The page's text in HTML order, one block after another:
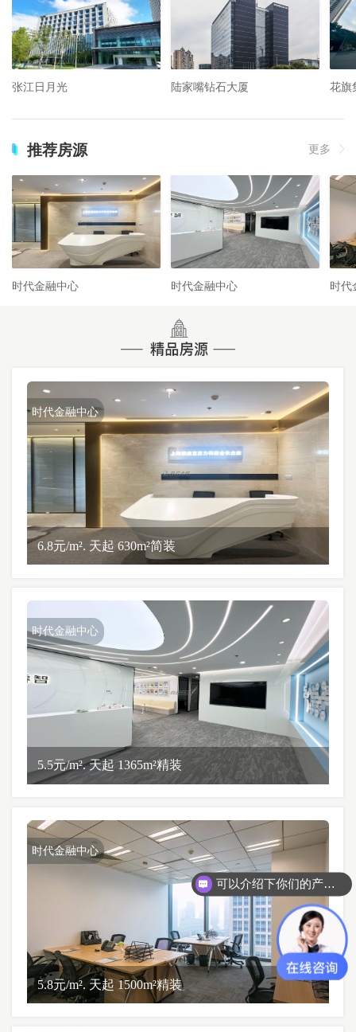
张江日月光 陆家嘴钻石大厦 花旗
推荐房源 更多
时代金融中心 时代金融中心 时代
时代金融中心
6.8元/m². 天起 630m²简装
时代金融中心
5.5元/m². 天起 1365m²精装
时代金融中心
5.8元/m². 天起 1500m²精装
可以介绍下你们的产品么？